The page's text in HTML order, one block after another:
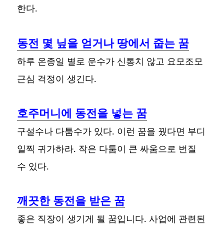
한다.
동전 몇 닢을 얻거나 땅에서 줍는 꿈
하루 온종일 별로 운수가 신통치 않고 요모조모
근심 걱정이 생긴다.
호주머니에 동전을 넣는 꿈
구설수나 다툼수가 있다. 이런 꿈을 꿨다면 부디
일찍 귀가하라. 작은 다툼이 큰 싸움으로 번질
수 있다.
깨끗한 동전을 받은 꿈
좋은 직장이 생기게 될 꿈입니다. 사업에 관련된